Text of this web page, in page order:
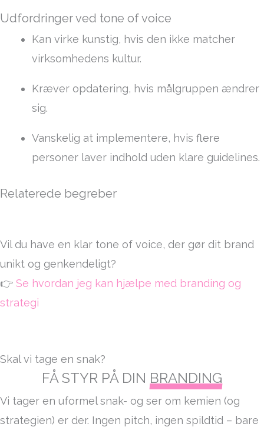
Udfordringer ved tone of voice
Kan virke kunstig, hvis den ikke matcher
virksomhedens kultur.
Kræver opdatering, hvis målgruppen ændrer
sig.
Vanskelig at implementere, hvis flere
personer laver indhold uden klare guidelines.
Relaterede begreber
Vil du have en klar tone of voice, der gør dit brand
unikt og genkendeligt?
👉 Se hvordan jeg kan hjælpe med branding og
strategi
Skal vi tage en snak?
FÅ STYR PÅ DIN BRANDING
Vi tager en uformel snak- og ser om kemien (og
strategien) er der. Ingen pitch, ingen spildtid – bare